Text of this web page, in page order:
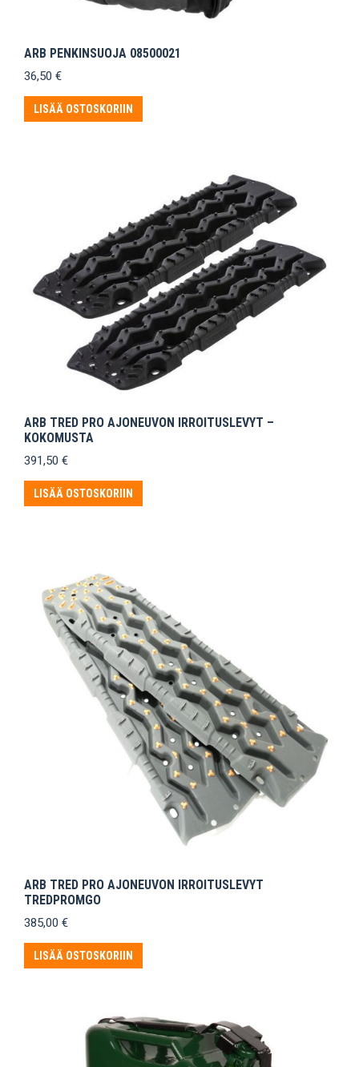
ARB PENKINSUOJA 08500021
36,50 €
LISÄÄ OSTOSKORIIN
ARB TRED PRO AJONEUVON IRROITUSLEVYT –
KOKOMUSTA
391,50 €
LISÄÄ OSTOSKORIIN
ARB TRED PRO AJONEUVON IRROITUSLEVYT
TREDPROMGO
385,00 €
LISÄÄ OSTOSKORIIN